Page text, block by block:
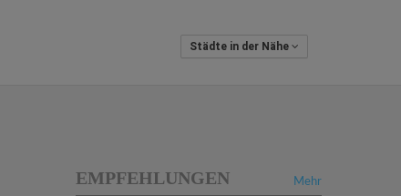
Städte in der Nähe
Mehr
EMPFEHLUNGEN